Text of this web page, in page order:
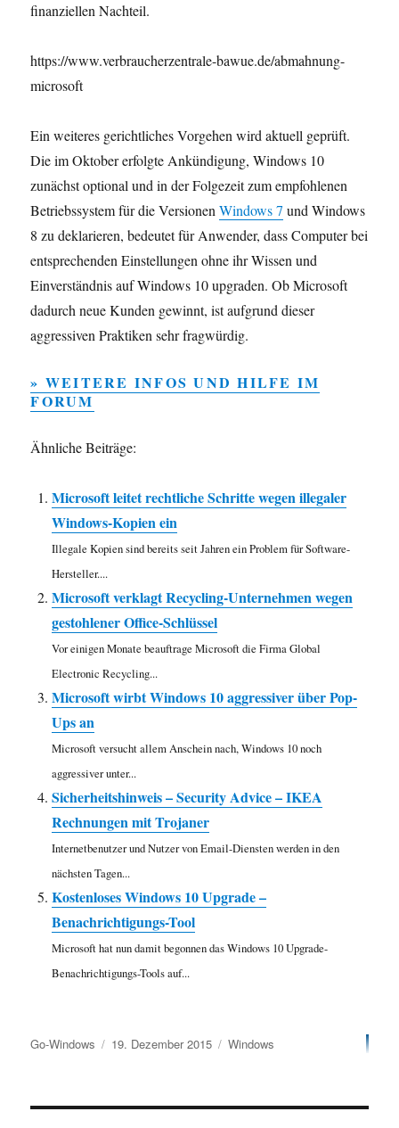
finanziellen Nachteil.
https://www.verbraucherzentrale-bawue.de/abmahnung-
microsoft
Ein weiteres gerichtliches Vorgehen wird aktuell geprüft.
Die im Oktober erfolgte Ankündigung, Windows 10
zunächst optional und in der Folgezeit zum empfohlenen
Betriebssystem für die VersionenWindows 7 und Windows
8 zu deklarieren, bedeutet für Anwender, dass Computer bei
entsprechenden Einstellungen ohne ihr Wissen und
Einverständnis auf Windows 10 upgraden. Ob Microsoft
dadurch neue Kunden gewinnt, ist aufgrund dieser
aggressiven Praktiken sehr fragwürdig.
» WEITERE INFOS UND HILFE IM
FORUM
Ähnliche Beiträge:
Microsoft leitet rechtliche Schritte wegen illegaler
Windows-Kopien ein
Illegale Kopien sind bereits seit Jahren ein Problem für Software-
Hersteller....
Microsoft verklagt Recycling-Unternehmen wegen
gestohlener Office-Schlüssel
Vor einigen Monate beauftrage Microsoft die Firma Global
Electronic Recycling...
Microsoft wirbt Windows 10 aggressiver über Pop-
Ups an
Microsoft versucht allem Anschein nach, Windows 10 noch
aggressiver unter...
Sicherheitshinweis – Security Advice – IKEA
Rechnungen mit Trojaner
Internetbenutzer und Nutzer von Email-Diensten werden in den
nächsten Tagen...
Kostenloses Windows 10 Upgrade –
Benachrichtigungs-Tool
Microsoft hat nun damit begonnen das Windows 10 Upgrade-
Benachrichtigungs-Tools auf...
Autor
Go-Windows
Veröffentlicht
19. Dezember 2015 Kategorien
Windows